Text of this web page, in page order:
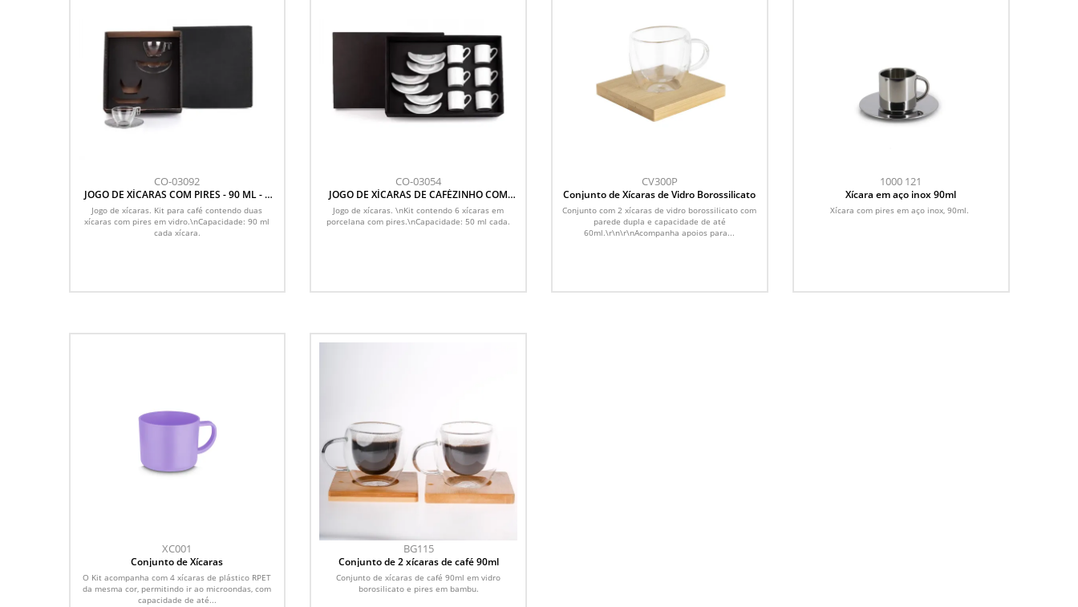
CO-03092
JOGO DE XÍCARAS COM PIRES - 90 ML - 4
Jogo de xícaras. Kit para café contendo duas
xícaras com pires em vidro.\nCapacidade: 90 ml
cada xícara.
CO-03054
JOGO DE XÍCARAS DE CAFÉZINHO COM
PIRES EM PORCELANA - 50ML
Jogo de xícaras. \nKit contendo 6 xícaras em
porcelana com pires.\nCapacidade: 50 ml cada.
CV300P
Conjunto de Xícaras de Vidro Borossilicato
Conjunto com 2 xícaras de vidro borossilicato com
parede dupla e capacidade de até
60ml.\r\n\r\nAcompanha apoios para...
1000 121
Xícara em aço inox 90ml
Xícara com pires em aço inox, 90ml.
XC001
Conjunto de Xícaras
O Kit acompanha com 4 xícaras de plástico RPET
da mesma cor, permitindo ir ao microondas, com
capacidade de até...
BG115
Conjunto de 2 xícaras de café 90ml
Conjunto de xícaras de café 90ml em vidro
borosilicato e pires em bambu.